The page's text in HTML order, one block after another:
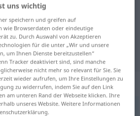
Deutsch
für "opnemen"
Übersetzung
: werkwoord
uns wichtig
speichern und greifen auf
wie Browserdaten oder eindeutige
zu. Durch Auswahl von Akzeptieren
für die unter „Wir und unsere
um Ihnen Dienste bereitzustellen“
Tracker deaktiviert sind, sind manche
nicht mehr so relevant für Sie. Sie
wieder aufrufen, um Ihre Einstellungen zu
zu widerrufen, indem Sie auf den Link
am unteren Rand der Webseite klicken. Ihre
unseres Website. Weitere Informationen